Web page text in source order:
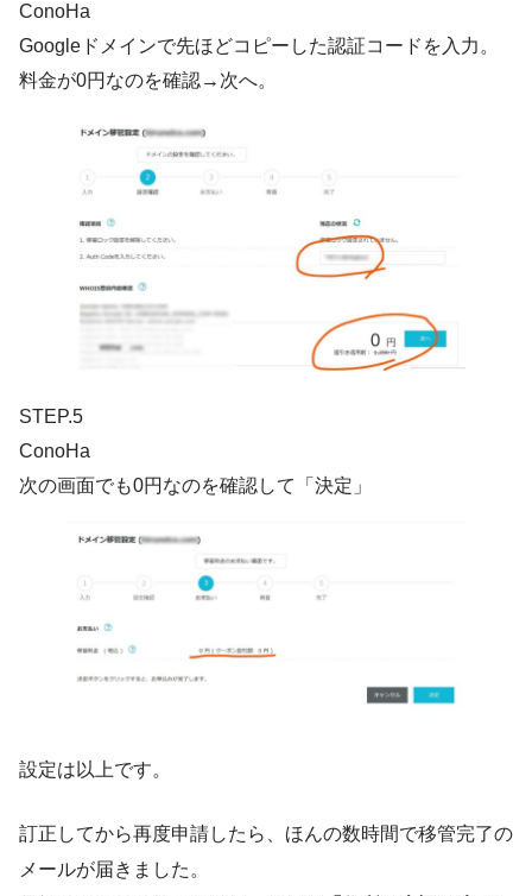
ConoHa
Googleドメインで先ほどコピーした認証コードを入力。
料金が0円なのを確認→次へ。
STEP.5
ConoHa
次の画面でも0円なのを確認して「決定」
設定は以上です。
訂正してから再度申請したら、ほんの数時間で移管完了の
メールが届きました。